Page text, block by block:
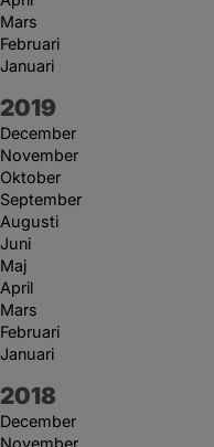
Mars
Februari
Januari
År:
2019
December
November
Oktober
September
Augusti
Juni
Maj
April
Mars
Februari
Januari
År:
2018
December
November